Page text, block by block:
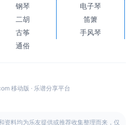
钢琴
电子琴
二胡
笛箫
古筝
手风琴
通俗
移动版 · 乐谱分享平台
资料均为乐友提供或推荐收集整理而来，仅